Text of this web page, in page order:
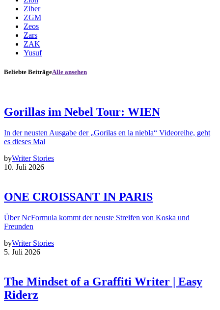
Ziber
ZGM
Zeos
Zars
ZAK
Yusuf
Beliebte BeiträgeAlle ansehen
Gorillas im Nebel Tour: WIEN
In der neusten Ausgabe der „Gorilas en la niebla“ Videoreihe, geht
es dieses Mal
byWriter Stories
10. Juli 2026
ONE CROISSANT IN PARIS
Über NcFormula kommt der neuste Streifen von Koska und
Freunden
byWriter Stories
5. Juli 2026
The Mindset of a Graffiti Writer | Easy
Riderz